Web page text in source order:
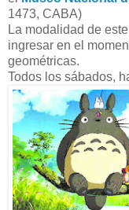
1473, CABA)
La modalidad de
ingresar en el
geométricas.
Todos los sábados,